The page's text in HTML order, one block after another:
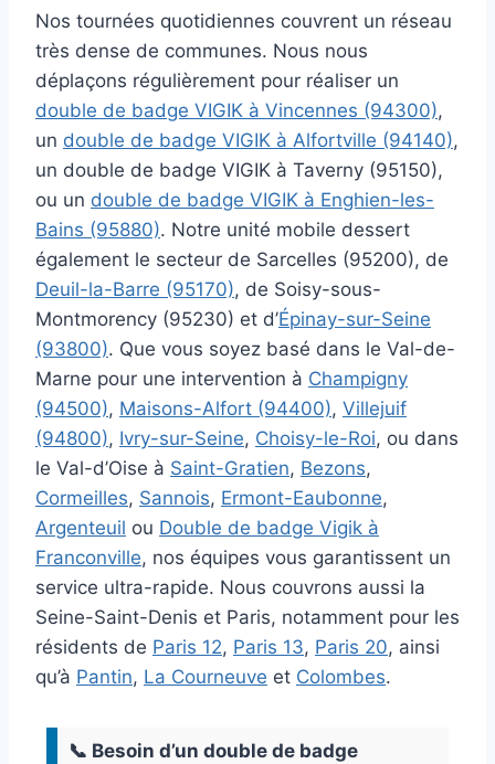
Nos tournées quotidiennes couvrent un réseau
très dense de communes. Nous nous
déplaçons régulièrement pour réaliser un
double de badge VIGIK à Vincennes (94300),
un double de badge VIGIK à Alfortville (94140),
un double de badge VIGIK à Taverny (95150),
ou un double de badge VIGIK à Enghien-les-
Bains (95880). Notre unité mobile dessert
également le secteur de Sarcelles (95200), de
Deuil-la-Barre (95170), de Soisy-sous-
Montmorency (95230) et d’Épinay-sur-Seine
(93800). Que vous soyez basé dans le Val-de-
Marne pour une intervention à Champigny
(94500), Maisons-Alfort (94400), Villejuif
(94800), Ivry-sur-Seine, Choisy-le-Roi, ou dans
le Val-d’Oise à Saint-Gratien, Bezons,
Cormeilles, Sannois, Ermont-Eaubonne,
Argenteuil ou Double de badge Vigik à
Franconville, nos équipes vous garantissent un
service ultra-rapide. Nous couvrons aussi la
Seine-Saint-Denis et Paris, notamment pour les
résidents de Paris 12, Paris 13, Paris 20, ainsi
qu’à Pantin, La Courneuve et Colombes.
📞 Besoin d’un double de badge